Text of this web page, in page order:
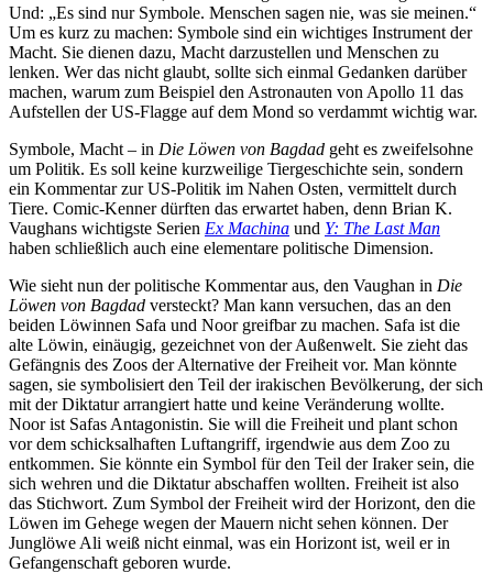
Und: „Es sind nur Symbole. Menschen sagen nie, was sie meinen.“
Um es kurz zu machen: Symbole sind ein wichtiges Instrument der
Macht. Sie dienen dazu, Macht darzustellen und Menschen zu
lenken. Wer das nicht glaubt, sollte sich einmal Gedanken darüber
machen, warum zum Beispiel den Astronauten von Apollo 11 das
Aufstellen der US-Flagge auf dem Mond so verdammt wichtig war.
Symbole, Macht – in Die Löwen von Bagdad geht es zweifelsohne
um Politik. Es soll keine kurzweilige Tiergeschichte sein, sondern
ein Kommentar zur US-Politik im Nahen Osten, vermittelt durch
Tiere. Comic-Kenner dürften das erwartet haben, denn Brian K.
Vaughans wichtigste Serien Ex Machina und Y: The Last Man
haben schließlich auch eine elementare politische Dimension.
Wie sieht nun der politische Kommentar aus, den Vaughan in Die
Löwen von Bagdad versteckt? Man kann versuchen, das an den
beiden Löwinnen Safa und Noor greifbar zu machen. Safa ist die
alte Löwin, einäugig, gezeichnet von der Außenwelt. Sie zieht das
Gefängnis des Zoos der Alternative der Freiheit vor. Man könnte
sagen, sie symbolisiert den Teil der irakischen Bevölkerung, der sich
mit der Diktatur arrangiert hatte und keine Veränderung wollte.
Noor ist Safas Antagonistin. Sie will die Freiheit und plant schon
vor dem schicksalhaften Luftangriff, irgendwie aus dem Zoo zu
entkommen. Sie könnte ein Symbol für den Teil der Iraker sein, die
sich wehren und die Diktatur abschaffen wollten. Freiheit ist also
das Stichwort. Zum Symbol der Freiheit wird der Horizont, den die
Löwen im Gehege wegen der Mauern nicht sehen können. Der
Junglöwe Ali weiß nicht einmal, was ein Horizont ist, weil er in
Gefangenschaft geboren wurde.